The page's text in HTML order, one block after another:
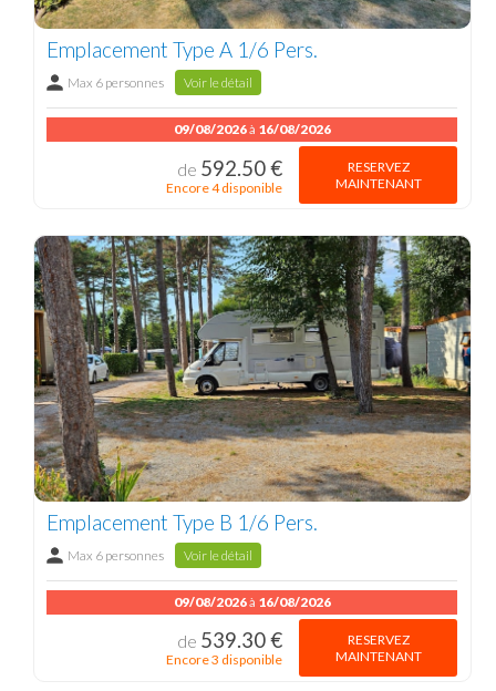
Emplacement Type A 1/6 Pers.
Max 6 personnes Voir le détail
09/08/2026à 16/08/2026
de 592.50 €
Encore 4 disponible
RESERVEZ
MAINTENANT
Emplacement Type B 1/6 Pers.
Max 6 personnes Voir le détail
09/08/2026à 16/08/2026
de 539.30 €
Encore 3 disponible
RESERVEZ
MAINTENANT